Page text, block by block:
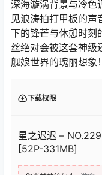
深海漩涡背景与冷色
见浪涛拍打甲板的声
下的锋芒与休憩时刻
丝绝对会被这套神级
舰娘世界的瑰丽想象！
下载权限
星之迟迟 –
[52P-331MB]